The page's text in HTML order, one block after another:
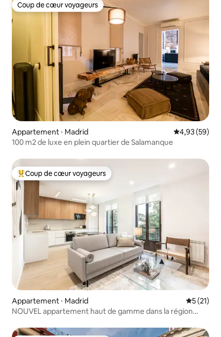
Coup de cœur voyageurs
Coup de cœur voyageurs
Appartement ⋅ Madrid Évaluation
4,93 (59)
100 m2 de luxe en plein quartier de Salamanque
Coups de cœur voyageurs les plus appréciés
Coup de cœur voyageurs
Appartement ⋅ Madrid
5 (21)
NOUVEL appartement haut de gamme dans la région